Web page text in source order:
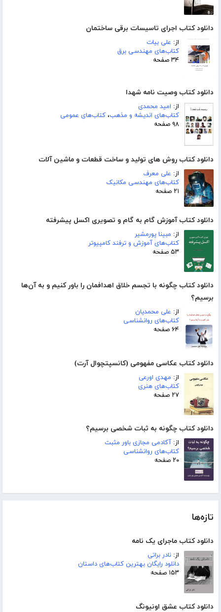
دانلود کتاب اجرای تاسیسات برقی ساختمان
از: علی بیات
کتاب‌های مهندسی برق
۳۴ صفحه
دانلود کتاب وصیت نامه شهدا
از: امید محمدی
کتاب‌های اندیشه و مذهب، کتاب‌های عمومی
۹۸ صفحه
دانلود کتاب روش های تولید و ساخت قطعات و ماشین آلات
از: علی معرف
کتاب‌های مهندسی مکانیک
۲۱ صفحه
دانلود کتاب آموزش گام به گام و تصویری اکسل پیشرفته
از: مبینا پورمشیر
کتاب‌های آموزش و ترفند کامپیوتر
۵۳ صفحه
دانلود کتاب چگونه با تجسم خلاق اهدافمان را باور کنیم و به آن‌ها
برسیم؟
از: علی محمدیان
کتاب‌های روانشناسی
۶۴ صفحه
دانلود کتاب عکاسی مفهومی (کانسپتچوال آرت)
از: مهدی اورعی
کتاب‌های هنری
۲۷ صفحه
دانلود کتاب چگونه به ثبات شخصی برسیم؟
از: آکادمی مجازی باور مثبت
کتاب‌های روانشناسی
۲۰ صفحه
تازه‌ها
دانلود کتاب ماجرای یک نامه
از: نادر براتی
دانلود رایگان بهترین کتاب‌های داستان
۱۵۳ صفحه
دانلود کتاب عشق اونیونگ